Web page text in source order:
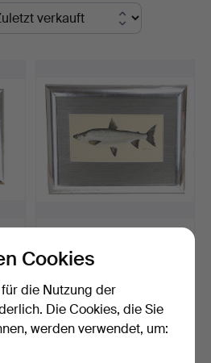
STORSIK.
Beendet 16. Mai 2022
16 Gebote
316 USD
Cookies
die Nutzung der
Die Cookies, die Sie
werden verwendet, um: